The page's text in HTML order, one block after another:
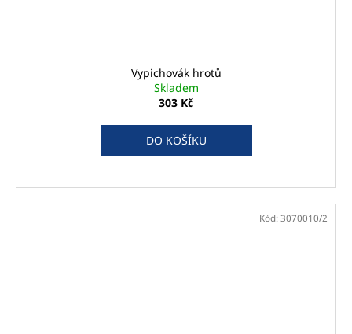
Vypichovák hrotů
Skladem
303 Kč
DO KOŠÍKU
Kód: 3070010/2